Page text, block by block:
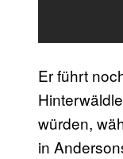
Er führt
würden,
in